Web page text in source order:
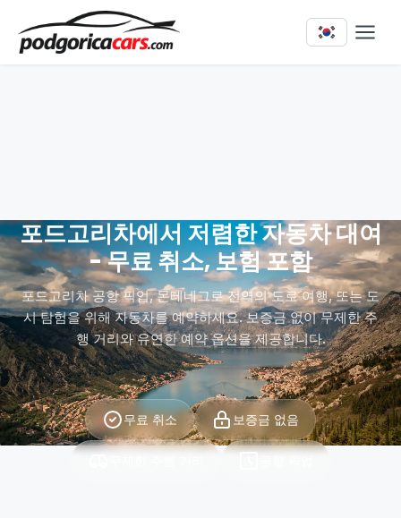
포드고리차에서 저렴한 자동차 대여
- 무료 취소, 보험 포함
포드고리차 공항 픽업, 몬테네그로 전역의 도로 여행, 또는 도
시 탐험을 위해 자동차를 예약하세요. 보증금 없이 무제한 주
행 거리와 유연한 예약 옵션을 제공합니다.
무료 취소 보증금 없음